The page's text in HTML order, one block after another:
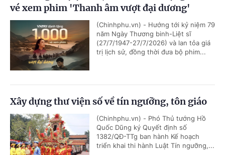
vé xem phim 'Thanh âm vượt đại dương'
(Chinhphu.vn) - Hướng tới kỷ niệm 79
năm Ngày Thương binh-Liệt sĩ
(27/7/1947-27/7/2026) và lan tỏa giá
trị lịch sử, đồng thời đưa bộ phim...
Xây dựng thư viện số về tín ngưỡng, tôn giáo
(Chinhphu.vn) - Phó Thủ tướng Hồ
Quốc Dũng ký Quyết định số
1382/QĐ-TTg ban hành Kế hoạch
triển khai thi hành Luật Tín ngưỡng,...